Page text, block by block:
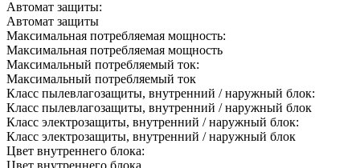
Автомат защиты:
Автомат защиты
Максимальная потребляемая мощность:
Максимальная потребляемая мощность
Максимальный потребляемый ток:
Максимальный потребляемый ток
Класс пылевлагозащиты, внутренний / наружный блок:
Класс пылевлагозащиты, внутренний / наружный блок
Класс электрозащиты, внутренний / наружный блок:
Класс электрозащиты, внутренний / наружный блок
Цвет внутреннего блока:
Цвет внутреннего блока